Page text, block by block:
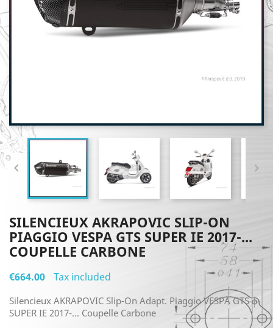
 
SILENCIEUX AKRAPOVIC SLIP-ON
PIAGGIO VESPA GTS SUPER IE 2017-...
COUPELLE CARBONE
€664.00 Tax included
Silencieux AKRAPOVIC Slip-On Adapt. Piaggio VESPA GTS
SUPER IE 2017-... Coupelle Carbone